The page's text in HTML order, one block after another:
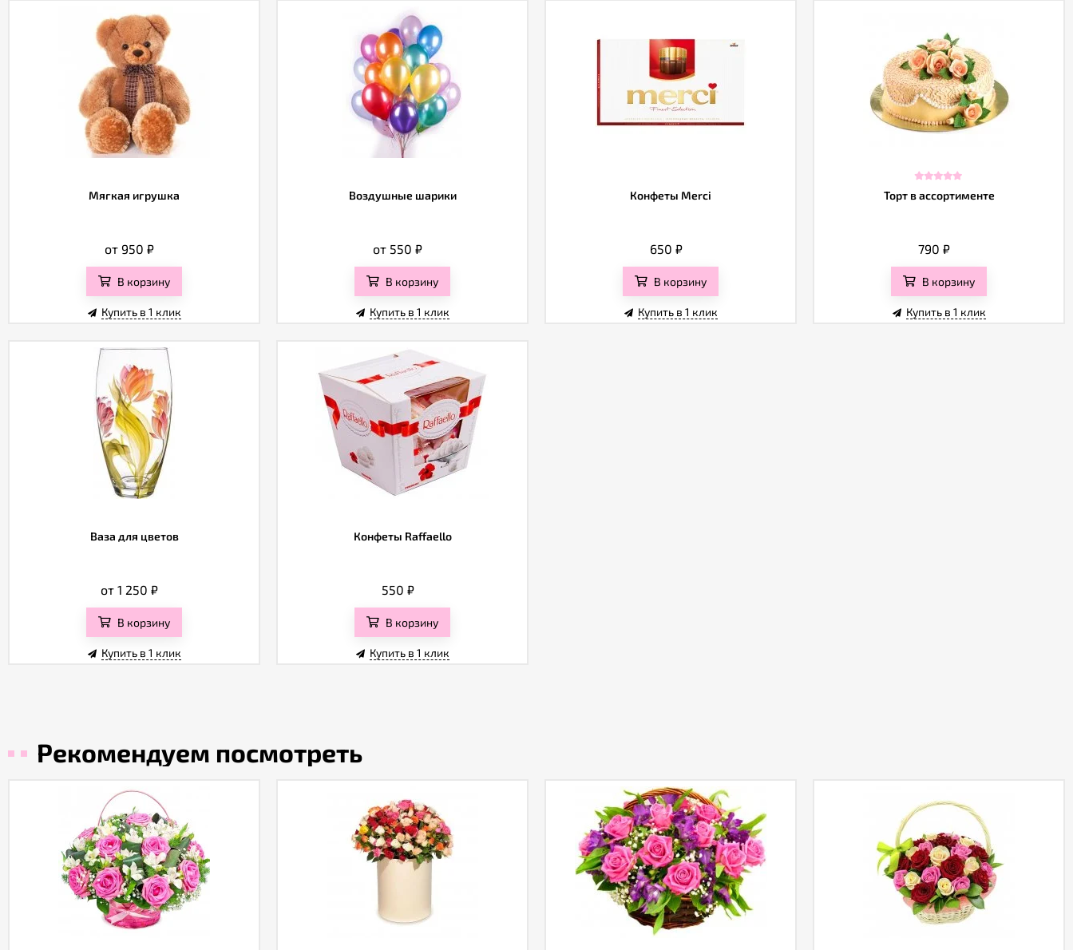
Мягкая игрушка
от 950 ₽
В корзину
Купить в 1 клик
Воздушные шарики
от 550 ₽
В корзину
Купить в 1 клик
Конфеты Merci
650 ₽
В корзину
Купить в 1 клик
Торт в ассортименте
790 ₽
В корзину
Купить в 1 клик
Ваза для цветов
от 1 250 ₽
В корзину
Купить в 1 клик
Конфеты Raffaello
550 ₽
В корзину
Купить в 1 клик
Рекомендуем посмотреть